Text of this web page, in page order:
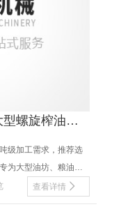
螺旋榨油机
级加工需求，推荐选
为大型油坊、粮油合
动、......查看详情